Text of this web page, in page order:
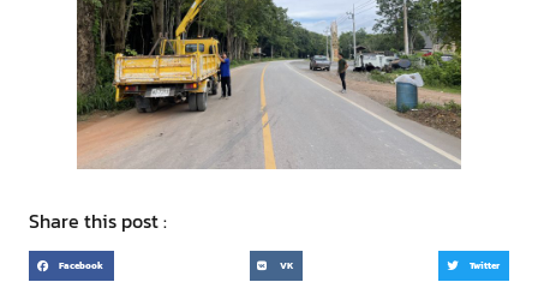
Share this post :
Facebook VK Twitter